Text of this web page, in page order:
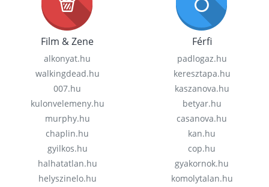
Film & Zene
alkonyat.hu
walkingdead.hu
007.hu
kulonvelemeny.hu
murphy.hu
chaplin.hu
gyilkos.hu
halhatatlan.hu
helyszinelo.hu
Férfi
padlogaz.hu
keresztapa.hu
kaszanova.hu
betyar.hu
casanova.hu
kan.hu
cop.hu
gyakornok.hu
komolytalan.hu